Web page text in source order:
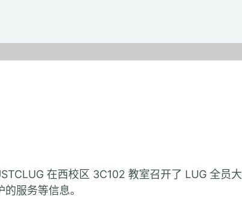
在西校区 3C102 教室召开了 LUG 全员
服务等信息。